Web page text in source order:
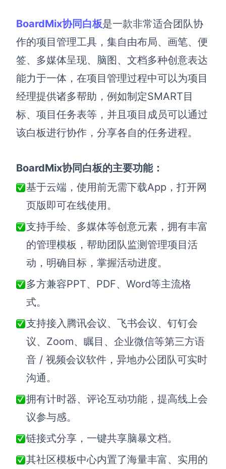
UML图
数据流图
情绪板
查看所有场景
AI创作
AI生成思维导图
AI生成流程图
AI生成用户旅程图
AI生成鱼骨图
AI生成组织结构图
战略与流程设计
数据分析与策略
AI生成用户画像
AI生成Smart分析
AI生成PPT
AI生成图片
BoardMix协同白板是一款非常适合团队协
作的项目管理工具，集自由布局、画笔、便
签、多媒体呈现、脑图、文档多种创意表达
能力于一体，在项目管理过程中可以为项目
经理提供诸多帮助，例如制定SMART目
标、项目任务表等，并且项目成员可以通过
该白板进行协作，分享各自的任务进程。
BoardMix协同白板的主要功能：
基于云端，使用前无需下载App，打开网
页版即可在线使用。
支持手绘、多媒体等创意元素，拥有丰富
的管理模板，帮助团队监测管理项目活
动，明确目标，掌握活动进度。
多方兼容PPT、PDF、Word等主流格
式。
支持接入腾讯会议、飞书会议、钉钉会
议、Zoom、瞩目、企业微信等第三方语
音 / 视频会议软件，异地办公团队可实时
沟通。
拥有计时器、评论互动功能，提高线上会
议参与感。
链接式分享，一键共享脑暴文档。
其社区模板中心内置了海量丰富、实用的